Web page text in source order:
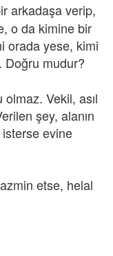
arkadaşa verip,
o da kimine bir
orada yese, kimi
Doğru mudur?
olmaz. Vekil, asıl
şey, alanın
evine
etse, helal